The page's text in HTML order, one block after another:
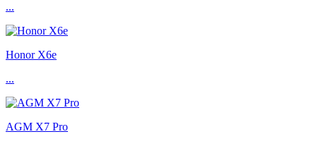
...
Honor X6e
...
AGM X7 Pro